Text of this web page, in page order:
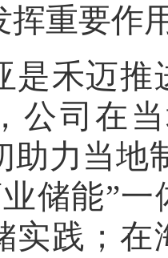
挥重要作
是禾迈推
公司在
助力当地
储能”
实践；在